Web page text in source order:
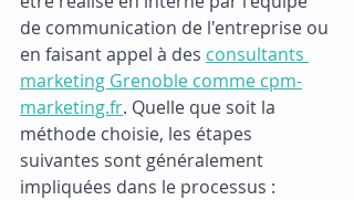
de communication de l'entreprise ou
en faisant appel à des consultants
marketing Grenoble comme cpm-
marketing.fr. Quelle que soit la
méthode choisie, les étapes
suivantes sont généralement
impliquées dans le processus :